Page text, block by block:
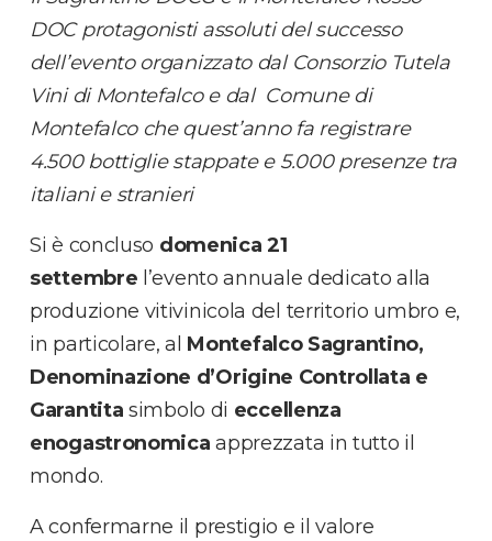
DOC protagonisti assoluti del successo
dell’evento organizzato dal Consorzio Tutela
Vini di Montefalco e dal Comune di
Montefalco che quest’anno fa registrare
4.500 bottiglie stappate e 5.000 presenze tra
italiani e stranieri
Si è concluso domenica 21
settembre l’evento annuale dedicato alla
produzione vitivinicola del territorio umbro e,
in particolare, al Montefalco Sagrantino,
Denominazione d’Origine Controllata e
Garantita simbolo di eccellenza
enogastronomicaapprezzata in tutto il
mondo.
A confermarne il prestigio e il valore